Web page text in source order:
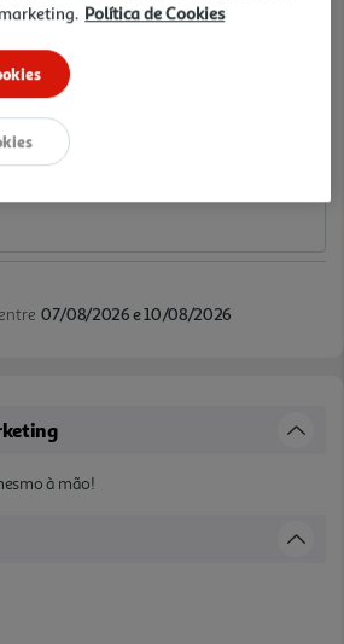
07/08/2026 e 10/08/2026
à mão!
Política de Cookies